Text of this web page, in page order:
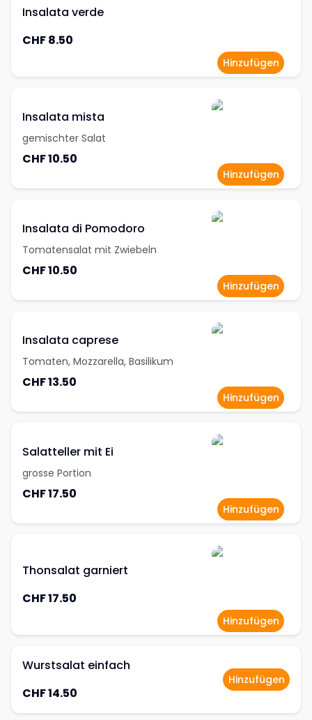
Insalata verde
CHF 8.50
Hinzufügen
Insalata mista
gemischter Salat
CHF 10.50
Hinzufügen
Insalata di Pomodoro
Tomatensalat mit Zwiebeln
CHF 10.50
Hinzufügen
Insalata caprese
Tomaten, Mozzarella, Basilikum
CHF 13.50
Hinzufügen
Salatteller mit Ei
grosse Portion
CHF 17.50
Hinzufügen
Thonsalat garniert
CHF 17.50
Hinzufügen
Wurstsalat einfach
CHF 14.50
Hinzufügen